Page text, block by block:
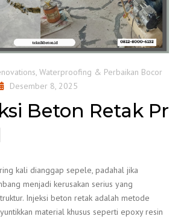
, Waterproofing & Perbaikan Bocor
Desember 8, 2025
Beton Retak Pr
kali dianggap sepele, padahal jika
menjadi kerusakan serius yang
Injeksi beton retak adalah metode
material khusus seperti epoxy resin